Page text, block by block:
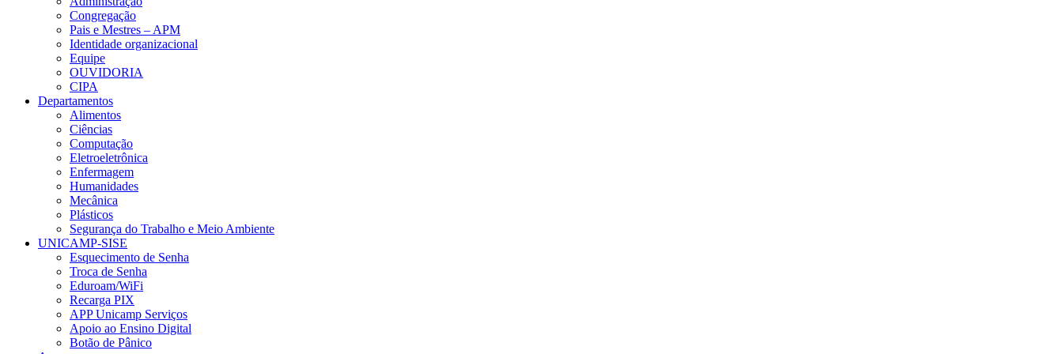
Congregação
Pais e Mestres – APM
Identidade organizacional
Equipe
OUVIDORIA
CIPA
Departamentos
Alimentos
Ciências
Computação
Eletroeletrônica
Enfermagem
Humanidades
Mecânica
Plásticos
Segurança do Trabalho e Meio Ambiente
UNICAMP-SISE
Esquecimento de Senha
Troca de Senha
Eduroam/WiFi
Recarga PIX
APP Unicamp Serviços
Apoio ao Ensino Digital
Botão de Pânico